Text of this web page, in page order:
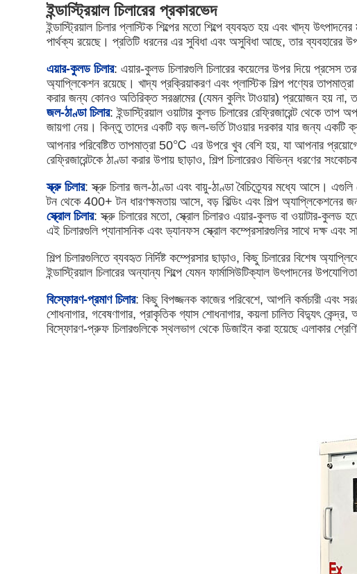
ইন্ডাস্ট্রিয়াল চিলারের প্রকারভেদ
ইন্ডাস্ট্রিয়াল চিলার প্লাস্টিক শিল্পের মতো শিল্পে ব্যবহৃত হয় এবং খাদ্য
পার্থক্য রয়েছে। প্রতিটি ধরনের এর সুবিধা এবং অসুবিধা আছে, তার ব্যবহারের
এয়ার-কুলড চিলার: এয়ার-কুলড চিলারগুলি চিলারের কয়েলের উপর দিয়ে প্রসেস
অ্যাপ্লিকেশন রয়েছে। খাদ্য প্রক্রিয়াকরণ এবং প্লাস্টিক শিল্প পণ্যের
করার জন্য কোনও অতিরিক্ত সরঞ্জামের (যেমন কুলিং টাওয়ার) প্রয়োজন হয়
জল-ঠাণ্ডা চিলার: ইন্ডাস্ট্রিয়াল ওয়াটার কুলড চিলারের রেফ্রিজারেন্ট থেকে
জায়গা নেয়। কিন্তু তাদের একটি বড় জল-ভর্তি টাওয়ার দরকার যার জন্য একটি
আপনার পরিবেষ্টিত তাপমাত্রা 50℃ এর উপরে খুব বেশি হয়, যা আপনার
রেফ্রিজারেন্টকে ঠাণ্ডা করার উপায় ছাড়াও, শিল্প চিলারেরও বিভিন্ন ধরণের
স্ক্রু চিলার: স্ক্রু চিলার জল-ঠাণ্ডা এবং বায়ু-ঠাণ্ডা বৈচিত্র্যের মধ্যে আসে।
টন থেকে 400+ টন ধারণক্ষমতায় আসে, বড় বিল্ডিং এবং শিল্প অ্যাপ্লিকেশনের
স্ক্রোল চিলার: স্ক্রু চিলারের মতো, স্ক্রোল চিলারও এয়ার-কুলড বা ওয়াটার-কুলড
এই চিলারগুলি প্যানাসনিক এবং ড্যানফস স্ক্রোল কম্প্রেসারগুলির সাথে দক্ষ এবং
শিল্প চিলারগুলিতে ব্যবহৃত নির্দিষ্ট কম্প্রেসার ছাড়াও, কিছু চিলারের বিশেষ
ইন্ডাস্ট্রিয়াল চিলারের অন্যান্য শিল্পে যেমন ফার্মাসিউটিক্যাল উৎপাদনের
বিস্ফোরণ-প্রমাণ চিলার: কিছু বিপজ্জনক কাজের পরিবেশে, আপনি কর্মচারী এবং
শোধনাগার, গবেষণাগার, প্রাকৃতিক গ্যাস শোধনাগার, কয়লা চালিত বিদ্যুৎ
বিস্ফোরণ-প্রুফ চিলারগুলিকে স্থলভাগ থেকে ডিজাইন করা হয়েছে এলাকার